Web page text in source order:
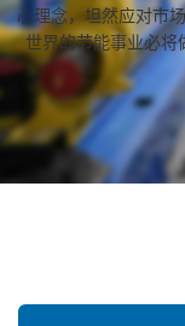
心理念，坦然应对市
世界的节能事业必将